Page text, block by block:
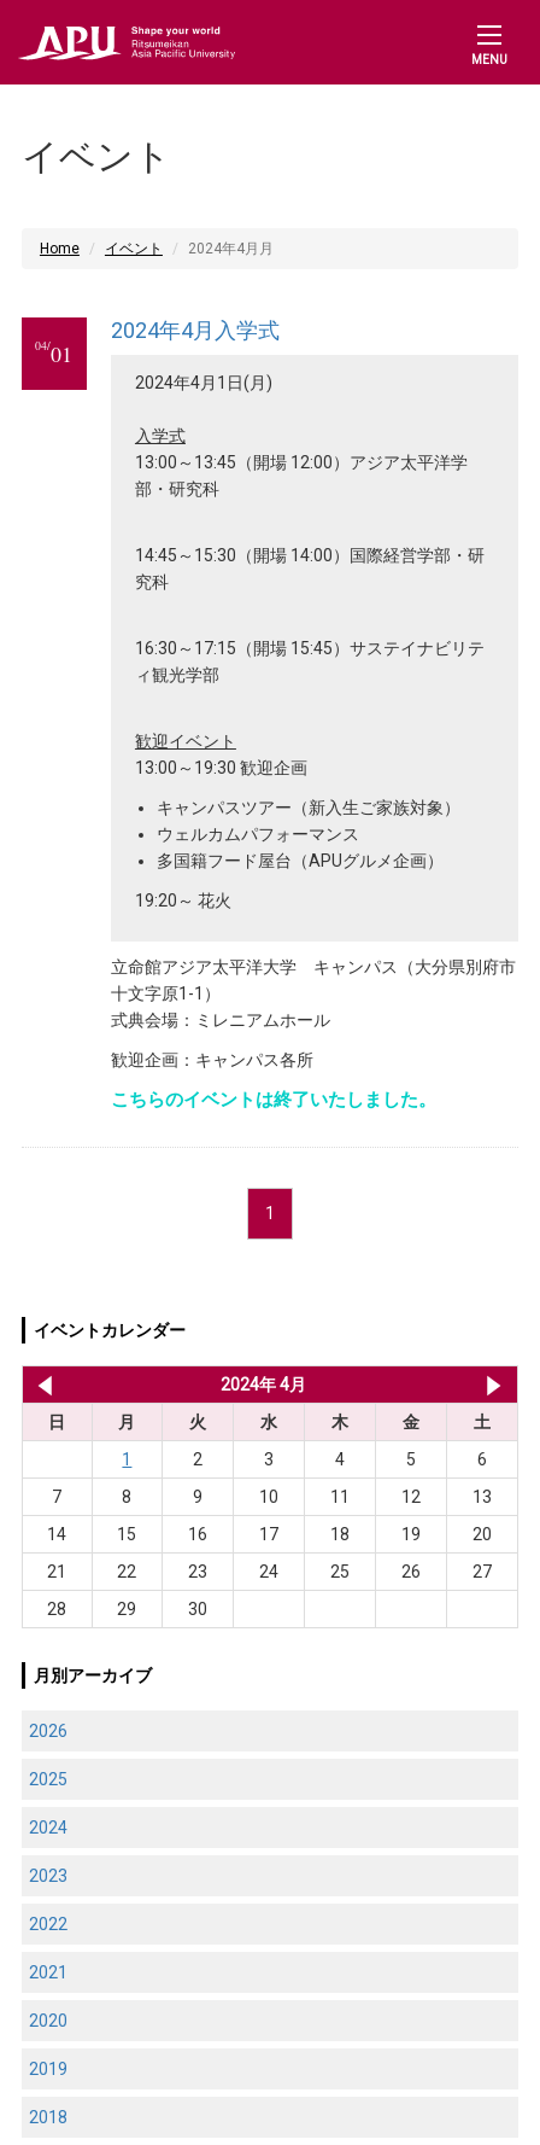
MENU
イベント
Home イベント 2024年4月月
04/01
2024年4月入学式
2024年4月1日(月)
入学式
13:00～13:45（開場 12:00）アジア太平洋学
部・研究科
14:45～15:30（開場 14:00）国際経営学部・研
究科
16:30～17:15（開場 15:45）サステイナビリテ
ィ観光学部
歓迎イベント
13:00～19:30 歓迎企画
キャンパスツアー（新入生ご家族対象）
ウェルカムパフォーマンス
多国籍フード屋台（APUグルメ企画）
19:20～ 花火
立命館アジア太平洋大学 キャンパス（大分県別府市
十文字原1-1）
式典会場：ミレニアムホール
歓迎企画：キャンパス各所
こちらのイベントは終了いたしました。
1
イベントカレンダー
2024年 4月
日
月 火 水 木 金
土
1
2 3 4 5
6
7
8 9 10 11 12
13
14
15 16 17 18 19
20
21
22 23 24 25 26
27
28
29 30
月別アーカイブ
2026
2025
2024
2023
2022
2021
2020
2019
2018